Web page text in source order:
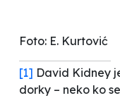
Foto: E. Kurtović
[1] David Kidney
dorky – neko ko